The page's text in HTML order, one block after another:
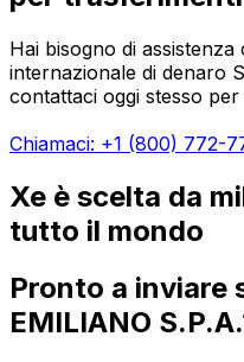
Hai bisogno di
internazionale di denaro
contattaci oggi stesso
Chiamaci: +1 (800) 772-
Xe è scelta da
tutto il mondo
Pronto a inviare
EMILIANO